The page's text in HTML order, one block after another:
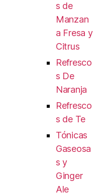
s de
Manzan
a Fresa y
Citrus
Refresco
s De
Naranja
Refresco
s de Te
Tónicas
Gaseosa
s y
Ginger
Ale